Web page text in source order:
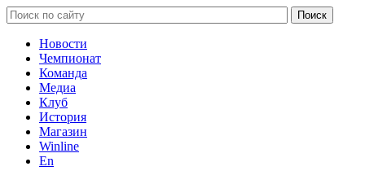
Новости
Чемпионат
Команда
Медиа
Клуб
История
Магазин
Winline
En